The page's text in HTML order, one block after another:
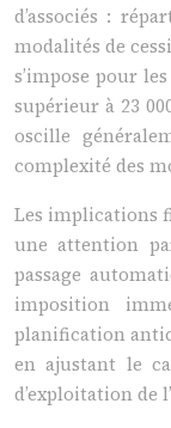
d’associés :
modalités de
s’impose pour
supérieur à 23
oscille
complexité des
Les implications
une attention
passage
imposition
planification
en ajustant le
d’exploitation de